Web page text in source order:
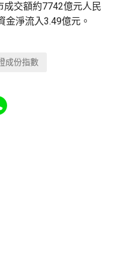
交額約7742億元人民
金淨流入3.49億元。
成份指數
Facebookto WhatsApp